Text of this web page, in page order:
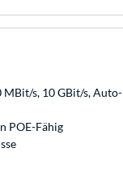
s, 10 GBit/s, Auto-
POE-Fähig